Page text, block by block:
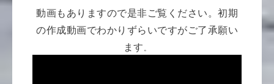
動画もありますので是非ご覧ください。 初期
の作成動画でわかりずらいですがご了承願い
ます